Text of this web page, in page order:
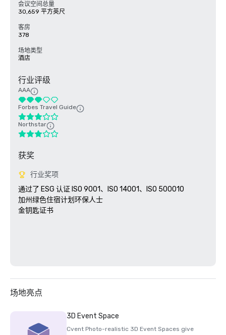
会议空间总量
30,659 平方英尺
客房
378
场地类型
酒店
行业评级
AAA
Forbes Travel Guide
Northstar
获奖
行业奖项
通过了 ESG 认证 ISO 9001、ISO 14001、ISO 500010
加州绿色住宿计划环保人士
金钥匙证书
场地亮点
3D Event Space
Cvent Photo-realistic 3D Event Spaces give